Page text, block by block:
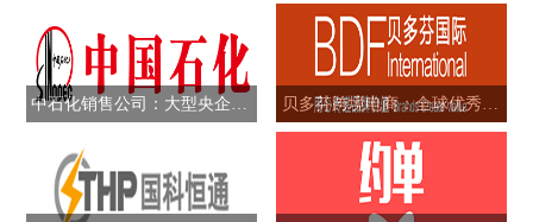
中石化销售公司：大型央企混合所有制改革标志性项目 贝多芬跨境电商：全球优秀品牌跨境B2B全网运营商